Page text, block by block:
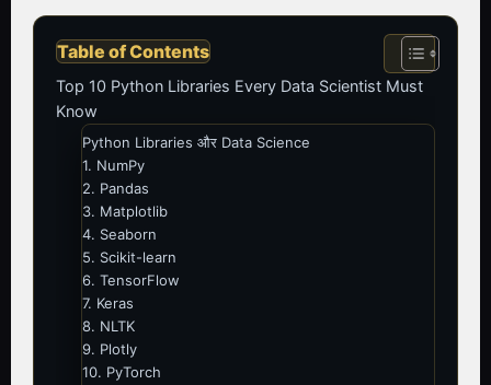
Table of Contents
Top 10 Python Libraries Every Data Scientist Must
Know
Python Libraries और Data Science
1. NumPy
2. Pandas
3. Matplotlib
4. Seaborn
5. Scikit-learn
6. TensorFlow
7. Keras
8. NLTK
9. Plotly
10. PyTorch